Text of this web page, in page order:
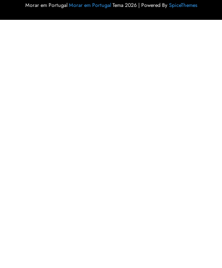
Morar em Portugal Morar em PortugalTema 2026 | Powered By SpiceThemes